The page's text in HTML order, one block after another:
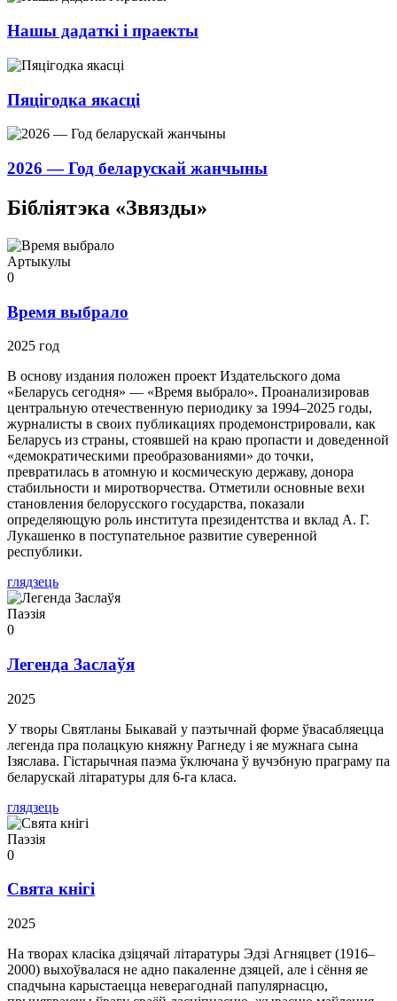
Нашы дадаткі і праекты
Пяцігодка якасці
2026 — Год беларускай жанчыны
Бібліятэка «Звязды»
Артыкулы
0
Время выбрало
2025 год
В основу издания положен проект Издательского дома
«Беларусь сегодня» — «Время выбрало». Проанализировав
центральную отечественную периодику за 1994–2025 годы,
журналисты в своих публикациях продемонстрировали, как
Беларусь из страны, стоявшей на краю пропасти и доведенной
«демократическими преобразованиями» до точки,
превратилась в атомную и космическую державу, донора
стабильности и миротворчества. Отметили основные вехи
становления белорусского государства, показали
определяющую роль института президентства и вклад А. Г.
Лукашенко в поступательное развитие суверенной
республики.
глядзець
Паэзія
0
Легенда Заслаўя
2025
У творы Святланы Быкавай у паэтычнай форме ўвасабляецца
легенда пра полацкую княжну Рагнеду і яе мужнага сына
Ізяслава. Гістарычная паэма ўключана ў вучэбную праграму па
беларускай літаратуры для 6-га класа.
глядзець
Паэзія
0
Свята кнігі
2025
На творах класіка дзіцячай літаратуры Эдзі Агняцвет (1916–
2000) выхоўвалася не адно пакаленне дзяцей, але і сёння яе
спадчына карыстаецца неверагоднай папулярнасцю,